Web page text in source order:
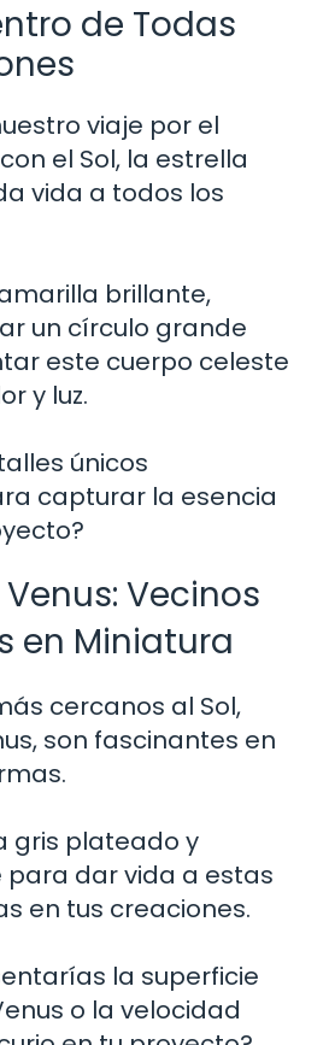
de Todas
viaje por el
el Sol, la estrella
vida a todos los
brillante,
un círculo grande
este cuerpo celeste
y luz.
únicos
capturar la esencia
Vecinos
en Miniatura
cercanos al Sol,
son fascinantes en
gris plateado y
para dar vida a estas
en tus creaciones.
la superficie
o la velocidad